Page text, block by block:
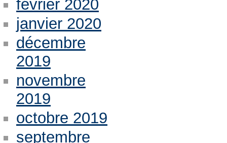
février 2020
janvier 2020
décembre
2019
novembre
2019
octobre 2019
septembre